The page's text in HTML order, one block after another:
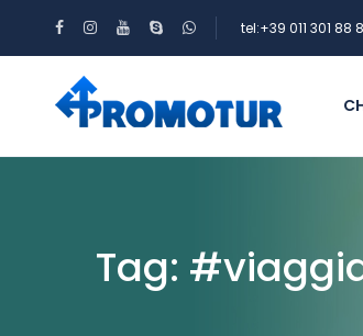
tel:+39 011 301 88
Tag: